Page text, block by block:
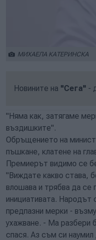
МИХАЕЛА КАТЕРИНСКА
Новините на "Сега" -
"Няма как, затягаме
въздишките".
Обръщението на
пъшкане, клатене на
Премиерът видимо се
"Виждате какво става,
влошава и трябва да
инициативата. Народът
предпазни мерки -
ухажване. - Ма разбери
спася. Аз съм си